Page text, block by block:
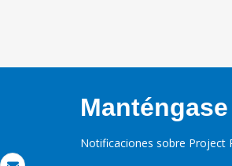
Notificaciones sobre Project